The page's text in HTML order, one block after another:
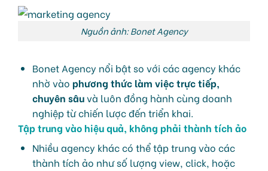
Nguồn ảnh: Bonet Agency
Bonet Agency nổi bật so với các agency khác
nhờ vào phương thức làm việc trực tiếp,
chuyên sâuvà luôn đồng hành cùng doanh
nghiệp từ chiến lược đến triển khai.
Tập trung vào hiệu quả, không phải thành tích ảo
Nhiều agency khác có thể tập trung vào các
thành tích ảo như số lượng view, click, hoặc